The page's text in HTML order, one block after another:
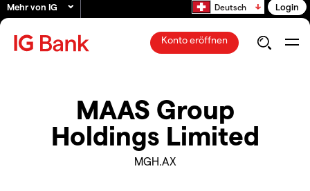
Mehr von IG Deutsch Login
Konto eröffnen
MAAS Group
Holdings Limited
MGH.AX